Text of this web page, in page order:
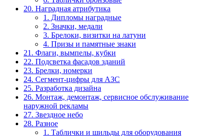
20. Наградная атрибутика
1. Дипломы наградные
2. Значки, медали
3. Брелоки, визитки на латуни
4. Призы и памятные знаки
21. Флаги, вымпелы, кубки
22. Подсветка фасадов зданий
23. Брелки, номерки
24. Сегмент-цифры для АЗС
25. Разработка дизайна
26. Монтаж, демонтаж, сервисное обслуживание
наружной рекламы
27. Звездное небо
28. Разное
1. Таблички и шильды для оборудования